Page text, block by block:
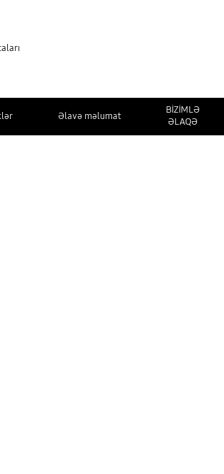
Əlavə məlumat
BİZİMLƏ
ƏLAQƏ